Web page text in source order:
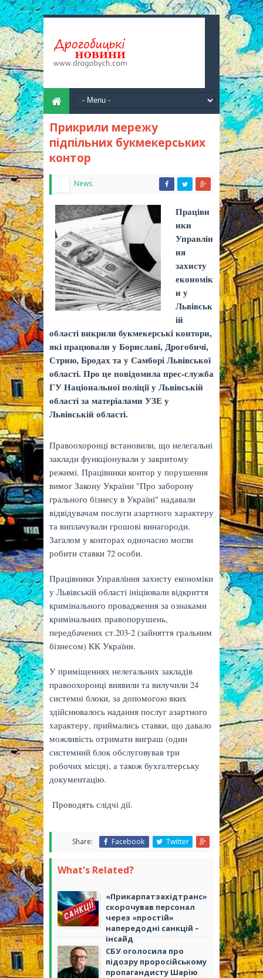
Прикрили мережу
підпільних букмекерських
контор
News
Працівн
ики
Управлін
ня
захисту
економік
и у
Львівськ
ій
області викрили букмекерські контори,
які працювали у Бориславі, Дрогобичі,
Стрию, Бродах та у Самборі Львівської
області. Про це повідомила прес-служба
ГУ Національної поліції у Львівській
області за матеріалами УЗЕ у
Львівській області.
Правоохоронці встановили, що нелегальні
заклади функціонували у закритому
режимі. Працівники контор у порушення
вимог Закону України "Про заборону
грального бізнесу в Україні" надавали
відвідувачам послуги азартного характеру
та виплачували грошові винагороди.
Загалом у конторах одночасно могли
робити ставки 72 особи.
Працівники Управління захисту економіки
у Львівській області ініціювали відкриття
кримінального провадження за ознаками
кримінальних правопорушень,
передбачених ст.203-2 (зайняття гральним
бізнесом) КК України.
У приміщеннях нелегальних закладів
правоохоронці виявили та вилучили 24
системні блоки, за допомогою яких
здійснювалось надання послуг азартного
характеру, приймались ставки, що давало
можливість отримати виграш (один
системний блок обслуговував три
робочих місця), а також бухгалтерську
документацію.
Проводять слідчі дії.
Share: Facebook Twitter
What's Related?
«Прикарпатзахідтранс»
скорочував персонал
через «простій»
напередодні санкцій –
інсайд
СБУ оголосила про
підозру проросійському
пропагандисту Шарію